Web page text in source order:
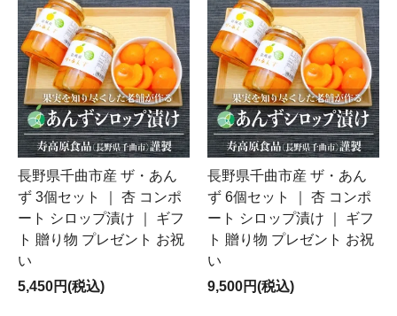
長野県千曲市産 ザ・あん
ず 3個セット ｜ 杏 コンポ
ート シロップ漬け ｜ ギフ
ト 贈り物 プレゼント お祝
い
5,450円(税込)
長野県千曲市産 ザ・あん
ず 6個セット ｜ 杏 コンポ
ート シロップ漬け ｜ ギフ
ト 贈り物 プレゼント お祝
い
9,500円(税込)